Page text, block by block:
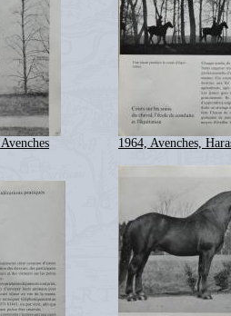
1964, Avenches,